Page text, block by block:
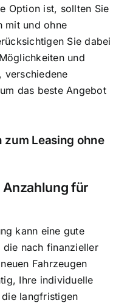
Option ist, sollten Sie
mit und ohne
Sie dabei
und
verschiedene
das beste Angebot
zum Leasing ohne
Anzahlung für
kann eine gute
nach finanzieller
Fahrzeugen
Ihre individuelle
langfristigen